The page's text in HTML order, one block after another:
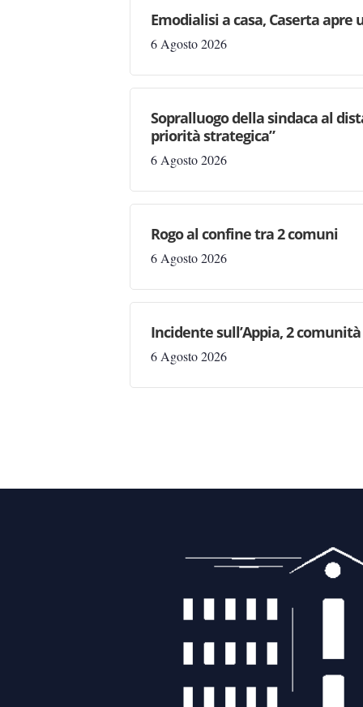
Emodialisi a casa, Caserta apre
6 Agosto 2026
Sopralluogo della sindaca al
priorità strategica”
6 Agosto 2026
Rogo al confine tra 2 comuni
6 Agosto 2026
Incidente sull’Appia, 2
6 Agosto 2026